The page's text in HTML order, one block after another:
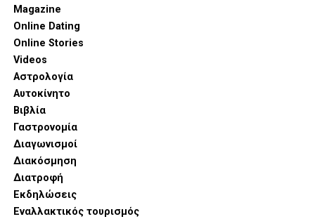
Magazine
Online Dating
Online Stories
Videos
Αστρολογία
Αυτοκίνητο
Βιβλία
Γαστρονομία
Διαγωνισμοί
Διακόσμηση
Διατροφή
Εκδηλώσεις
Εναλλακτικός τουρισμός